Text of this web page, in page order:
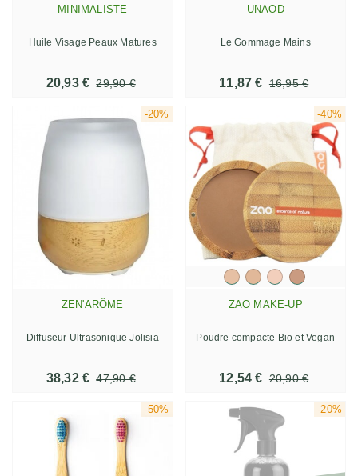
MINIMALISTE
Huile Visage Peaux Matures
20,93 € 29,90 €
UNAOD
Le Gommage Mains
11,87 € 16,95 €
-20%
ZEN'ARÔME
Diffuseur Ultrasonique Jolisia
38,32 € 47,90 €
-40%
ZAO MAKE-UP
Poudre compacte Bio et Vegan
12,54 € 20,90 €
-50% -20%